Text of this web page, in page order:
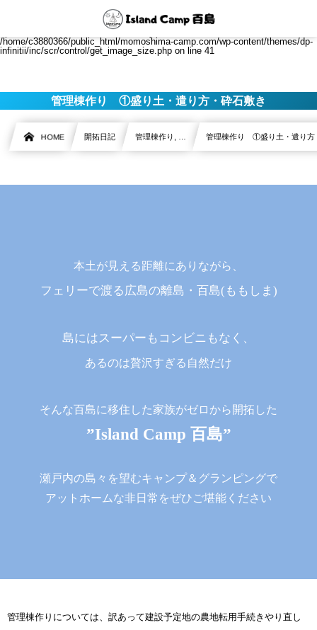
: getimagesize(/home/c3880366/public_html/momoshima-
camp.com/wp-content/uploads/2021/06/IMG_4735-2-1024x768.jpg): Failed to
open stream: No such file or directory in
/home/c3880366/public_html/momoshima-camp.com/wp-content/themes/dp-
infinitii/inc/scr/control/get_image_size.php on line 41
管理棟作り ①盛り土・遣り方・砕石敷き
HOME 開拓日記 管理棟作り, … 管理棟作り ①盛り土・遣り方
本土が見える距離にありながら、
フェリーで渡る広島の離島・百島(ももしま)
島にはスーパーもコンビニもなく、
あるのは贅沢すぎる自然だけ
そんな百島に移住した家族がゼロから開拓した
”Island Camp 百島”
瀬戸内の島々を望むキャンプ＆グランピングで
アットホームな非日常をぜひご堪能ください
管理棟作りについては、訳あって建設予定地の農地転用手続きやり直し